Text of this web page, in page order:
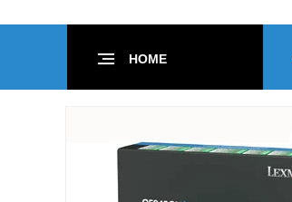
HOME